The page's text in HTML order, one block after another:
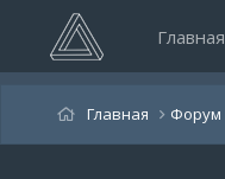
Главная
Главная Форум